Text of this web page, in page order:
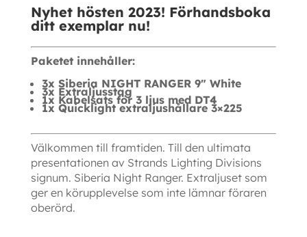
Nyhet hösten 2023! Förhandsboka
ditt exemplar nu!
Paketet innehåller:
3x Siberia NIGHT RANGER 9″ White
3x Extraljusstag
1x Kabelsats för 3 ljus med DT4
1x Quicklight extraljushållare 3×225
Välkommen till framtiden. Till den ultimata
presentationen av Strands Lighting Divisions
signum. Siberia Night Ranger. Extraljuset som
ger en körupplevelse som inte lämnar föraren
oberörd.